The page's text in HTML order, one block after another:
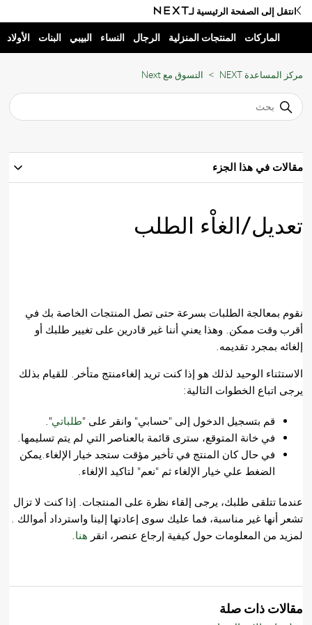
انتقل إلى الصفحة الرئيسية لـ
الماركات المنتجات المنزلية الرجال النساء البيبي البنات الأولاد
مركز المساعدة NEXT التسوق مع Next
مقالات في هذا الجزء
تعديل/الغاْء الطلب
نقوم بمعالجة الطلبات بسرعة حتى تصل المنتجات الخاصة بك في
أقرب وقت ممكن. وهذا يعني أننا غير قادرين على تغيير طلبك أو
إلغائه بمجرد تقديمه.
الاستثناء الوحيد لذلك هو إذا كنت تريد إلغاءمنتج متأخر. للقيام بذلك
يرجى اتباع الخطوات التالية:
قم بتسجيل الدخول إلى "حسابي" وانقر على "طلباتي".
في خانة المتوقع، سترى قائمة بالعناصر التي لم يتم تسليمها.
في حال كان المنتج في تأخير مؤقت ستجد خيار الإلغاء.يمكن
الضغط علي خيار الإلغاء ثم "نعم" لتاكيد الإلغاء.
عندما تتلقى طلبك، يرجى إلقاء نظرة على المنتجات. إذا كنت لا تزال
تشعر أنها غير مناسبة، فما عليك سوى إعادتها إلينا واسترداد أموالك .
لمزيد من المعلومات حول كيفية إرجاع عنصر، انقر هنا.
مقالات ذات صلة